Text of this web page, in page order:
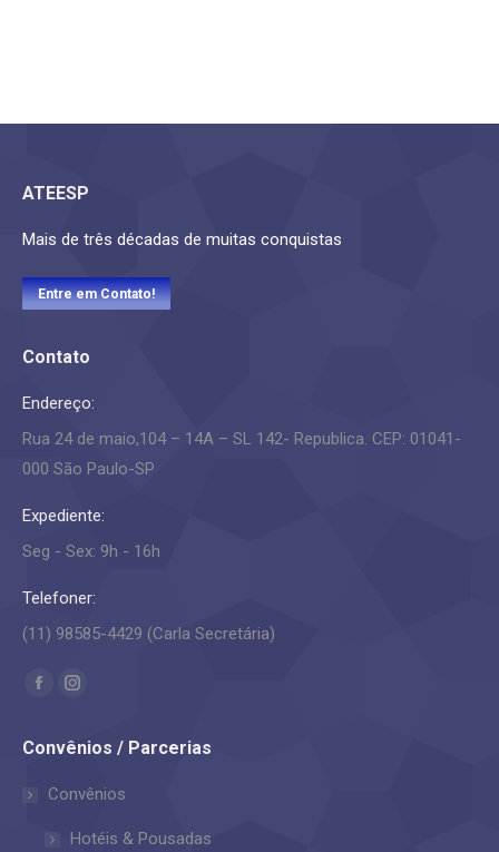
ATEESP
Mais de três décadas de muitas conquistas
Entre em Contato!
Contato
Endereço:
Rua 24 de maio,104 – 14A – SL 142- Republica. CEP: 01041-
000 São Paulo-SP
Expediente:
Seg - Sex: 9h - 16h
Telefoner:
(11) 98585-4429 (Carla Secretária)
Encontre-nos em:
Facebook
opens
window
Instagram
opens
window
Convênios / Parcerias
Convênios
Hotéis & Pousadas